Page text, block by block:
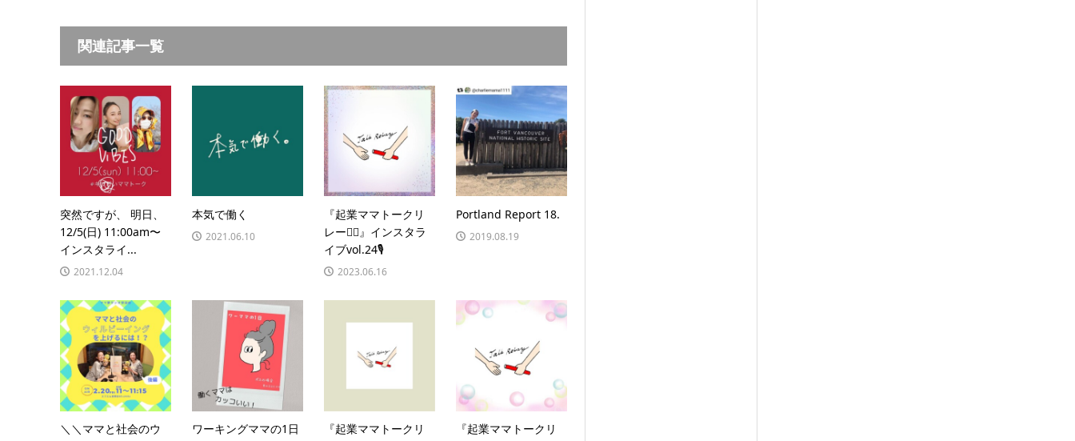
関連記事一覧
突然ですが、 明日、
12/5(日) 11:00am〜
インスタライ...
2021.12.04
本気で働く
2021.06.10
『起業ママトークリ
レー🏃‍♀️』インスタラ
イブvol.24🎙
2023.06.16
Portland Report 18.
2019.08.19
＼＼ママと社会のウ
ワーキングママの1日
『起業ママトークリ
『起業ママトークリ